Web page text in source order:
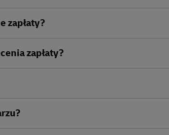
zapłaty?
zapłaty?